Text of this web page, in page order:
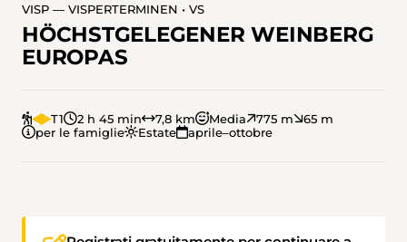
VISP — VISPERTERMINEN • VS
HÖCHSTGELEGENER WEINBERG
EUROPAS
T1 2 h 45 min 7,8 km Media 775 m
65 m
per le famiglie
Estate aprile–ottobre